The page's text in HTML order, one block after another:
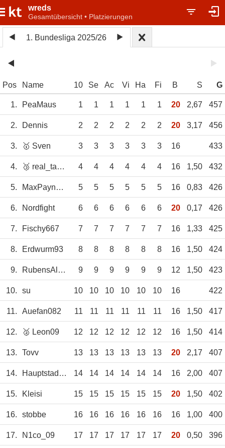
wreds
Gesamtübersicht • Platzierungen
1. Bundesliga 2025/26
Pos Name 10 Se Ac Vi Ha Fi B S G
1. PeaMaus 1 1 1 1 1 1 20 2,67 457
2. Dennis 2 2 2 2 2 2 20 3,17 456
3. 🥇 Sven 3 3 3 3 3 3 16 433
4. 🥉 real_taurus2005 4 4 4 4 4 4 16 1,50 432
5. MaxPayne05 5 5 5 5 5 5 16 0,83 426
6. Nordfight 6 6 6 6 6 6 20 0,17 426
7. Fischy667 7 7 7 7 7 7 16 1,33 425
8. Erdwurm93 8 8 8 8 8 8 16 1,50 424
9. RubensAlonso 9 9 9 9 9 9 12 1,50 423
10. su 10 10 10 10 10 10 16 422
11. Auefan082 11 11 11 11 11 11 16 1,50 417
12. 🥈 Leon09 12 12 12 12 12 12 16 1,50 414
13. Tovv 13 13 13 13 13 13 20 2,17 407
14. HauptstadtOlaf 14 14 14 14 14 14 16 2,00 407
15. Kleisi 15 15 15 15 15 15 20 1,50 402
16. stobbe 16 16 16 16 16 16 16 1,00 400
17. N1co_09 17 17 17 17 17 17 20 0,50 396